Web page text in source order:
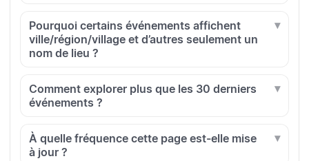
Pourquoi certains événements affichent
ville/région/village et d’autres seulement un
nom de lieu ?
Comment explorer plus que les 30 derniers
événements ?
À quelle fréquence cette page est-elle mise
à jour ?